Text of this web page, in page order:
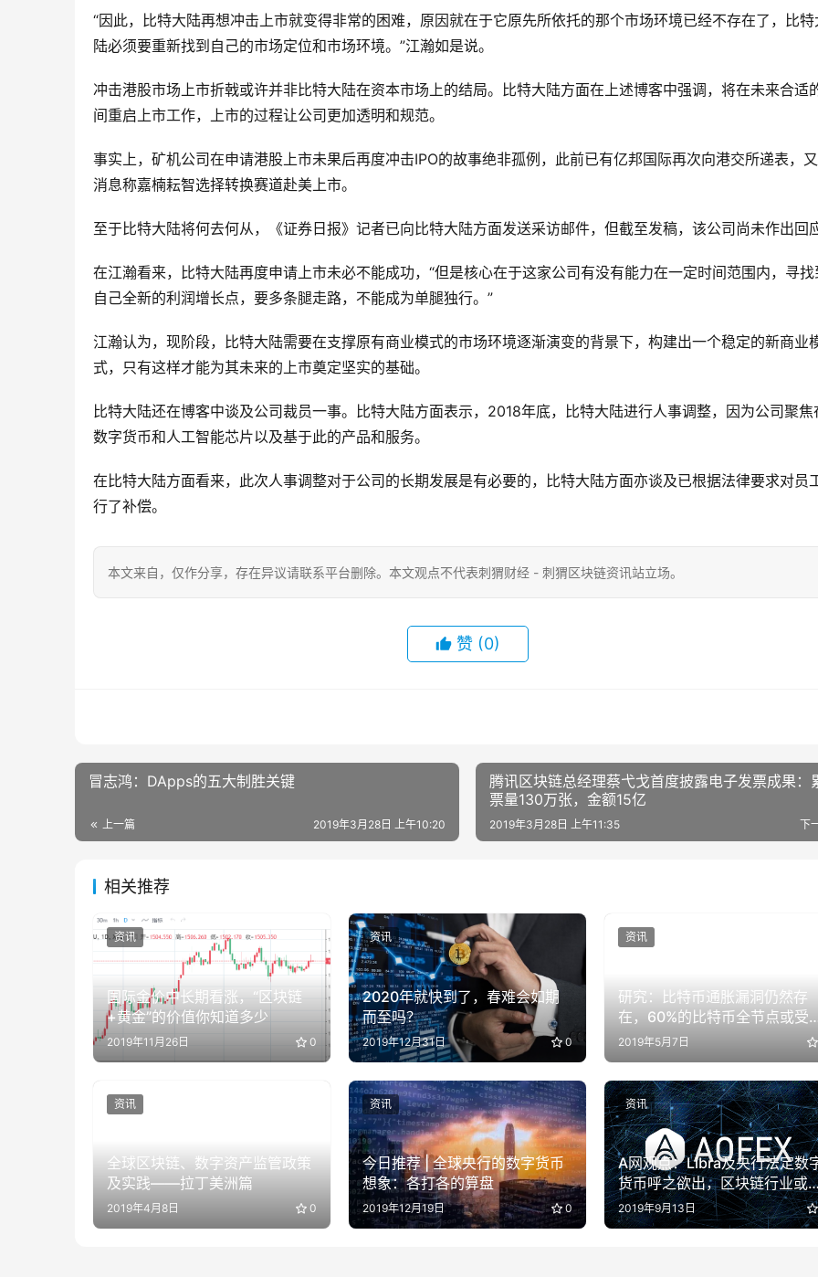
“因此，比特大陆再想冲击上市就变得非常的困难，原因就在于它原先所依托的那个市场环境已经不存在了，比特
陆必须要重新找到自己的市场定位和市场环境。”江瀚如是说。
冲击港股市场上市折戟或许并非比特大陆在资本市场上的结局。比特大陆方面在上述博客中强调，将在未来合适
间重启上市工作，上市的过程让公司更加透明和规范。
事实上，矿机公司在申请港股上市未果后再度冲击IPO的故事绝非孤例，此前已有亿邦国际再次向港交所递表，
消息称嘉楠耘智选择转换赛道赴美上市。
至于比特大陆将何去何从，《证券日报》记者已向比特大陆方面发送采访邮件，但截至发稿，该公司尚未作出回应
在江瀚看来，比特大陆再度申请上市未必不能成功，“但是核心在于这家公司有没有能力在一定时间范围内，寻找
自己全新的利润增长点，要多条腿走路，不能成为单腿独行。”
江瀚认为，现阶段，比特大陆需要在支撑原有商业模式的市场环境逐渐演变的背景下，构建出一个稳定的新商业
式，只有这样才能为其未来的上市奠定坚实的基础。
比特大陆还在博客中谈及公司裁员一事。比特大陆方面表示，2018年底，比特大陆进行人事调整，因为公司聚焦
数字货币和人工智能芯片以及基于此的产品和服务。
在比特大陆方面看来，此次人事调整对于公司的长期发展是有必要的，比特大陆方面亦谈及已根据法律要求对员
行了补偿。
本文来自 ，仅作分享，存在异议请联系平台删除。本文观点不代表刺猬财经 - 刺猬区块链资讯站立场。
赞 (0)
冒志鸿：DApps的五大制胜关键
上一篇 2019年3月28日 上午10:20
腾讯区块链总经理蔡弋戈首度披露电子发票成果：
票量130万张，金额15亿
下
2019年3月28日 上午11:35
相关推荐
国际金价中长期看涨，“区块链
+黄金”的价值你知道多少
2019年11月26日 0
资讯
2020年就快到了，春难会如期
而至吗？
2019年12月31日 0
资讯
研究：比特币通胀漏洞仍然存
在，60%的比特币全节点或受
影响
2019年5月7日
资讯
全球区块链、数字资产监管政策
及实践——拉丁美洲篇
2019年4月8日 0
资讯
今日推荐 | 全球央行的数字货币
想象：各打各的算盘
2019年12月19日 0
资讯
A网观点：Libra及央行法定数
货币呼之欲出，区块链行业或
走向有序合规
2019年9月13日
资讯